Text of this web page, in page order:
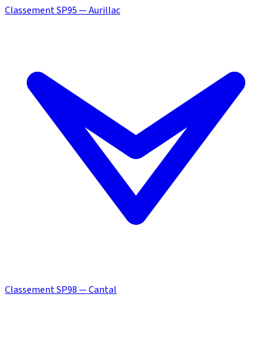
Classement SP95 — Aurillac
Classement SP98 — Cantal